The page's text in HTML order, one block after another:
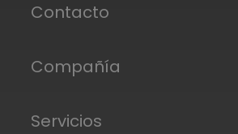
Contacto
Compañía
Servicios